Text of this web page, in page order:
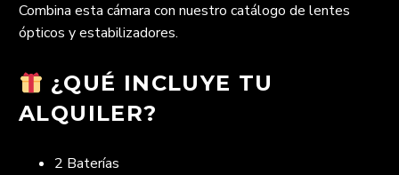
Combina esta cámara con nuestro catálogo de lentes
ópticos y estabilizadores.
¿QUÉ INCLUYE TU
ALQUILER?
2 Baterías